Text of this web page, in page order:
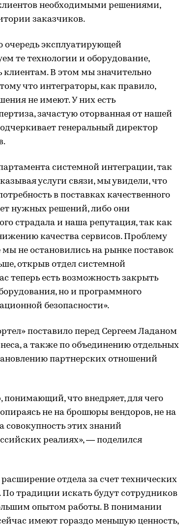
необходимыми решениями,
заказчиков.
очередь эксплуатирующей
те технологии и оборудование,
клиентам. В этом мы значительно
что интеграторы, как правило,
не имеют. У них есть
зачастую оторванная от нашей
генеральный директор
системной интеграции, так
услуги связи, мы увидели, что
в поставках качественного
нужных решений, либо они
страдала и наша репутация, так как
качества сервисов. Проблему
мы не остановились на рынке поставок
открыв отдел системной
теперь есть возможность закрыть
но и программного
безопасности».
поставило перед Сергеем Ладаном
а также по объединению отдельных
партнерских отношений
что внедряет, для чего
не на брошюры вендоров, не на
совокупность этих знаний
реалиях», — поделился
отдела за счет технических
традиции искать будут сотрудников
опытом работы. В понимании
имеют гораздо меньшую ценность,